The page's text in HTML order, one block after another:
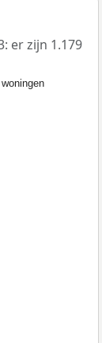
er zijn 1.179